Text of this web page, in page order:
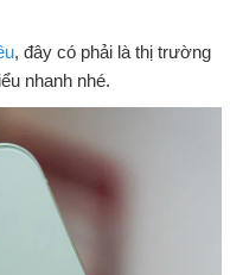
, đây có phải là thị trường
nhanh nhé.